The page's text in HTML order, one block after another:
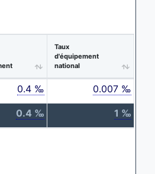
Taux
d'équipement
national
0.4 ‰ 0.007 ‰
0.4 ‰ 1 ‰